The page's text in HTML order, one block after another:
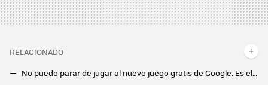
RELACIONADO
No puedo parar de jugar al nuevo juego gratis de Google. Es el regreso de un clásico legendario